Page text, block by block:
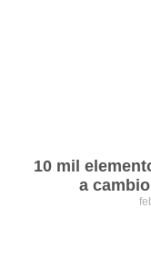
10 mil
a